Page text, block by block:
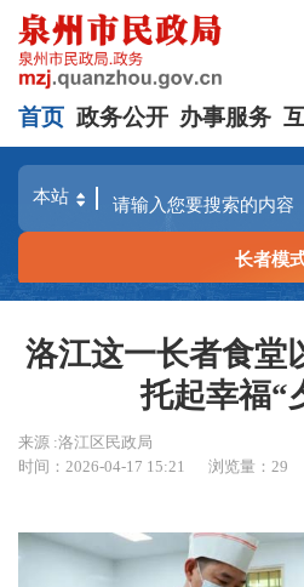
首页 政务公开 办事服务
长者模
洛江这一长者食堂
托起幸福“
来源 :洛江区民政局
时间：2026-04-17 15:21
浏览量：29